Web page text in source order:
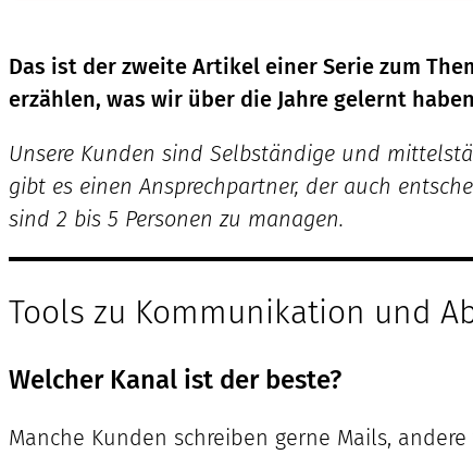
Das ist der zweite Artikel einer Serie zum
erzählen, was wir über die Jahre gelernt
Unsere Kunden sind Selbständige und
gibt es einen Ansprechpartner, der auch
sind 2 bis 5 Personen zu managen.
Tools zu Kommunikation und
Welcher Kanal ist der beste?
Manche Kunden schreiben gerne Mails,